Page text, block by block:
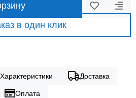
в один клик
Характеристики Доставка
Оплата